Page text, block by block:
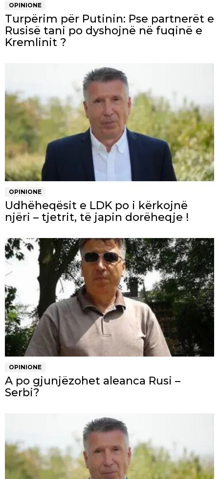
OPINIONE
Turpërim për Putinin: Pse partnerët e
Rusisë tani po dyshojnë në fuqinë e
Kremlinit ?
OPINIONE
Udhëheqësit e LDK po i kërkojnë
njëri – tjetrit, të japin dorëheqje !
OPINIONE
A po gjunjëzohet aleanca Rusi –
Serbi?